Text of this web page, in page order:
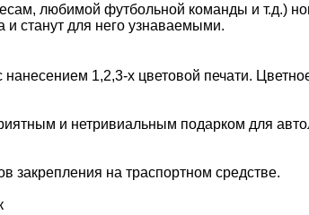
любимой футбольной команды и т.д.)
и станут для него узнаваемыми.
нанесением 1,2,3-х цветовой печати.
и нетривиальным подарком для
закрепления на траспортном средстве.